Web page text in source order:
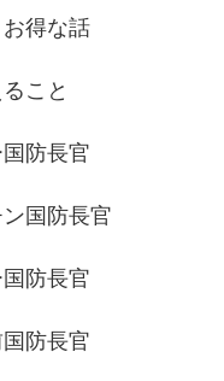
得な話
こと
防長官
国防長官
防長官
防長官